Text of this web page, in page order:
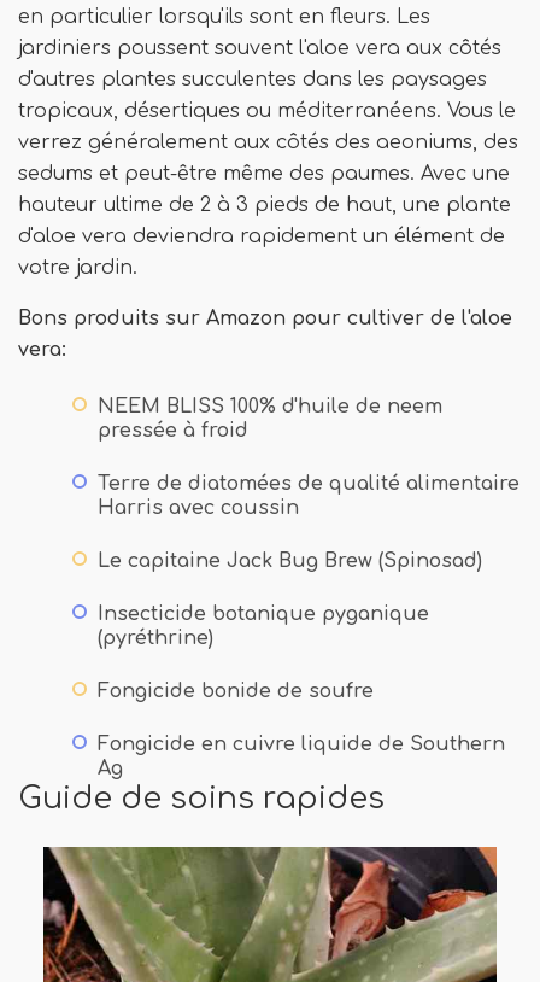
en particulier lorsqu'ils sont en fleurs. Les
jardiniers poussent souvent l'aloe vera aux côtés
d'autres plantes succulentes dans les paysages
tropicaux, désertiques ou méditerranéens. Vous le
verrez généralement aux côtés des aeoniums, des
sedums et peut-être même des paumes. Avec une
hauteur ultime de 2 à 3 pieds de haut, une plante
d'aloe vera deviendra rapidement un élément de
votre jardin.
Bons produits sur Amazon pour cultiver de l'aloe
vera:
NEEM BLISS 100% d'huile de neem
pressée à froid
Terre de diatomées de qualité alimentaire
Harris avec coussin
Le capitaine Jack Bug Brew (Spinosad)
Insecticide botanique pyganique
(pyréthrine)
Fongicide bonide de soufre
Fongicide en cuivre liquide de Southern
Ag
Guide de soins rapides